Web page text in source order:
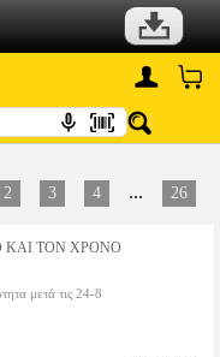
2 3 4 ... 26
ΚΑΙ ΤΟΝ ΧΡΟΝΟ
μετά τις 24-8